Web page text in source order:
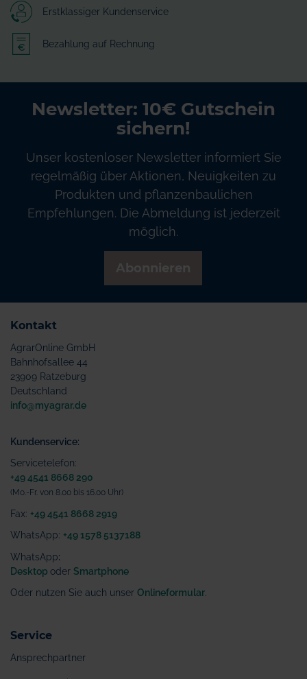
Erstklassiger Kundenservice
Bezahlung auf Rechnung
Newsletter: 10€ Gutschein
sichern!
Unser kostenloser Newsletter informiert Sie
regelmäßig über Aktionen, Neuigkeiten zu
Produkten und pflanzenbaulichen
Empfehlungen. Die Abmeldung ist jederzeit
möglich.
Kontakt
AgrarOnline GmbH
Bahnhofsallee 44
23909 Ratzeburg
Deutschland
info@myagrar.de
Kundenservice:
Servicetelefon:
+49 4541 8668 290
(Mo.-Fr. von 8.00 bis 16.00 Uhr)
Fax: +49 4541 8668 2919
WhatsApp: +49 1578 5137188
WhatsApp:
Desktop oder Smartphone
Oder nutzen Sie auch unser Onlineformular
Service
Ansprechpartner